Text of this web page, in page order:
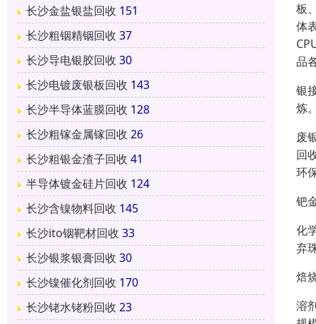
长沙金盐银盐回收 151
长沙粗铟精铟回收 37
长沙导电银胶回收 30
长沙电镀废银板回收 143
长沙半导体蓝膜回收 128
长沙粗镓金属镓回收 26
长沙粗银金渣子回收 41
半导体镀金硅片回收 124
长沙含镍物料回收 145
长沙ito铟靶材回收 33
长沙银浆银膏回收 30
长沙镍催化剂回收 170
长沙铑水铑粉回收 23
板
体
品
银
炼
废
回
环
钯
化
弃
焙
溶